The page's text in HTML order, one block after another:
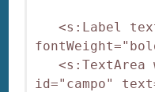
<s:Label
<s:TextArea
id="campo"